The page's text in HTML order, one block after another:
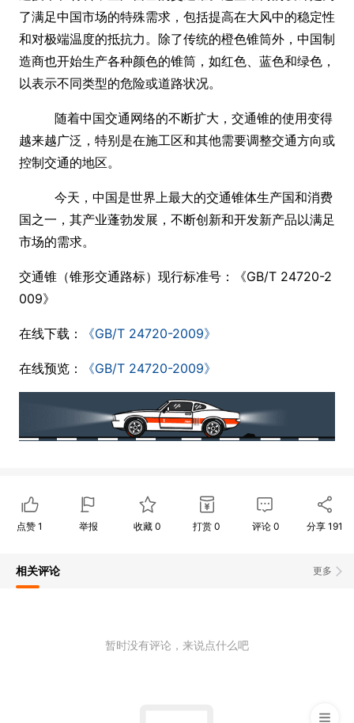
了满足中国市场的特殊需求，包括提高在大风中的稳定性
和对极端温度的抵抗力。除了传统的橙色锥筒外，中国制
造商也开始生产各种颜色的锥筒，如红色、蓝色和绿色，
以表示不同类型的危险或道路状况。
随着中国交通网络的不断扩大，交通锥的使用变得
越来越广泛，特别是在施工区和其他需要调整交通方向或
控制交通的地区。
今天，中国是世界上最大的交通锥体生产国和消费
国之一，其产业蓬勃发展，不断创新和开发新产品以满足
市场的需求。
交通锥（锥形交通路标）现行标准号：《GB/T 24720-2
009》
在线下载： 《GB/T 24720-2009》
在线预览： 《GB/T 24720-2009》
点赞 1 举报 收藏0 打赏 0 评论 0 分享 191
更多
相关评论
暂时没有评论，来说点什么吧